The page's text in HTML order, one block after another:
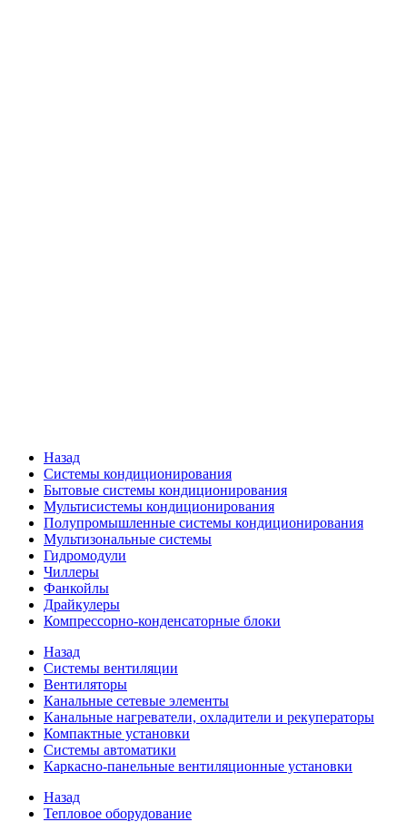
Назад
Системы кондиционирования
Бытовые системы кондиционирования
Мультисистемы кондиционирования
Полупромышленные системы кондиционирования
Мультизональные системы
Гидромодули
Чиллеры
Фанкойлы
Драйкулеры
Компрессорно-конденсаторные блоки
Назад
Системы вентиляции
Вентиляторы
Канальные сетевые элементы
Канальные нагреватели, охладители и рекуператоры
Компактные установки
Системы автоматики
Каркасно-панельные вентиляционные установки
Назад
Тепловое оборудование